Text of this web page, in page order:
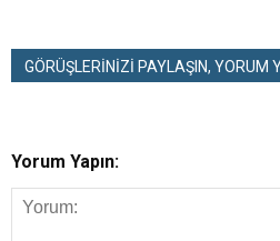
GÖRÜŞLERİNİZİ PAYLAŞIN, YORUM
Yorum Yapın: